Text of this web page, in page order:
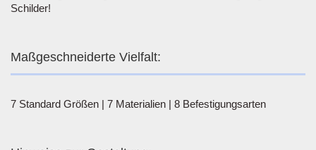
Schilder!
Maßgeschneiderte Vielfalt:
7 Standard Größen | 7 Materialien | 8 Befestigungsarten